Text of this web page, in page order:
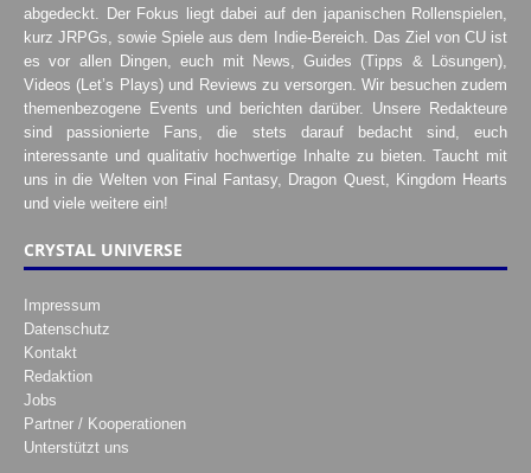
abgedeckt. Der Fokus liegt dabei auf den japanischen Rollenspielen,
kurz JRPGs, sowie Spiele aus dem Indie-Bereich. Das Ziel von CU ist
es vor allen Dingen, euch mit News, Guides (Tipps & Lösungen),
Videos (Let’s Plays) und Reviews zu versorgen. Wir besuchen zudem
themenbezogene Events und berichten darüber. Unsere Redakteure
sind passionierte Fans, die stets darauf bedacht sind, euch
interessante und qualitativ hochwertige Inhalte zu bieten. Taucht mit
uns in die Welten von Final Fantasy, Dragon Quest, Kingdom Hearts
und viele weitere ein!
CRYSTAL UNIVERSE
Impressum
Datenschutz
Kontakt
Redaktion
Jobs
Partner / Kooperationen
Unterstützt uns